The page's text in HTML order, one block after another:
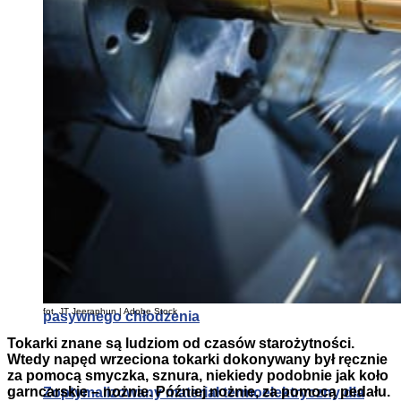
Prototypowy IR.28
Zoptymalizowany materiał termoelektryczny dla
Alternatywa dla klimatyzacji: druk 3D systemów
pasywnego chłodzenia
fot. JT Jeeraphun | Adobe Stock
Tokarki znane są ludziom od czasów starożytności.
Wtedy napęd wrzeciona tokarki dokonywany był ręcznie
za pomocą smyczka, sznura, niekiedy podobnie jak koło
garncarskie – nożnie. Później nożnie, za pomocą pedału.